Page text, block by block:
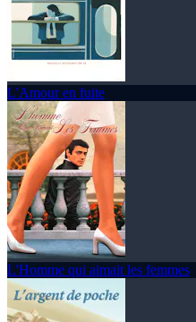
L'Amour en fuite
L'Homme qui aimait les femmes